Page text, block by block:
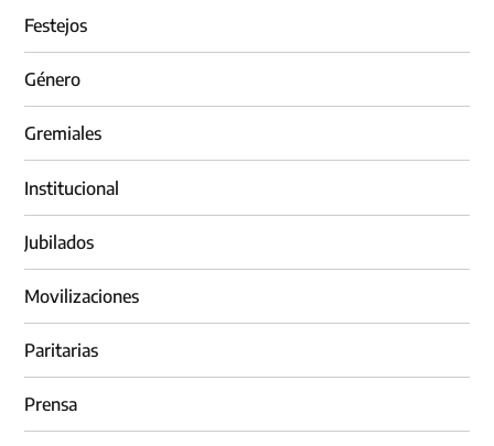
Festejos
Género
Gremiales
Institucional
Jubilados
Movilizaciones
Paritarias
Prensa